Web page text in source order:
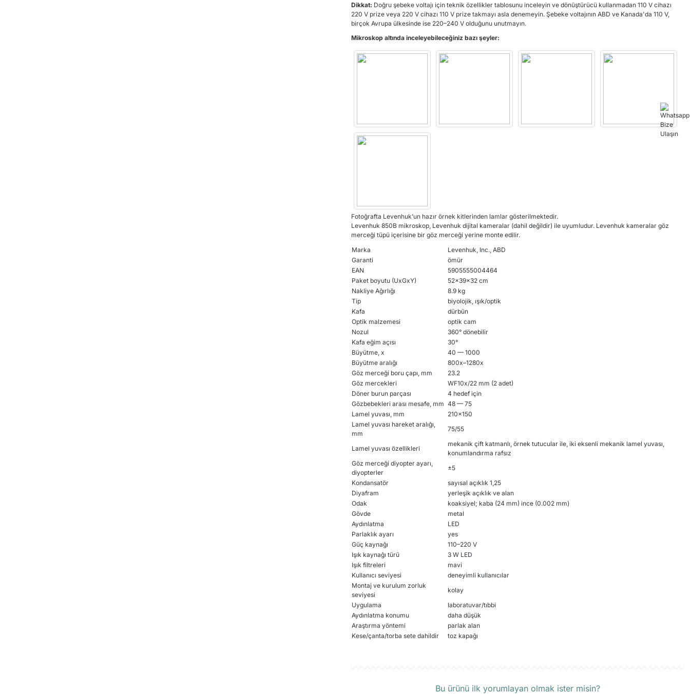
Dikkat: Doğru şebeke voltajı için teknik özellikler tablosunu inceleyin ve dönüştürücü kullanmadan 110 V cihazı
220 V prize veya 220 V cihazı 110 V prize takmayı asla denemeyin. Şebeke voltajının ABD ve Kanada'da 110 V,
birçok Avrupa ülkesinde ise 220–240 V olduğunu unutmayın.
Mikroskop altında inceleyebileceğiniz bazı şeyler:
Fotoğrafta Levenhuk’un hazır örnek kitlerinden lamlar gösterilmektedir.
Levenhuk 850B mikroskop, Levenhuk dijital kameralar (dahil değildir) ile uyumludur. Levenhuk kameralar göz
merceği tüpü içerisine bir göz merceği yerine monte edilir.
Marka
Levenhuk, Inc., ABD
Garanti
ömür
EAN
5905555004464
Paket boyutu (UxGxY)
52x39x32 cm
Nakliye Ağırlığı
8.9 kg
Tip
biyolojik, ışık/optik
Kafa
dürbün
Optik malzemesi
optik cam
Nozul
360° dönebilir
Kafa eğim açısı
30°
Büyütme, x
40 — 1000
Büyütme aralığı
800x–1280x
Göz merceği boru çapı, mm
23.2
Göz mercekleri
WF10x/22 mm (2 adet)
Döner burun parçası
4 hedef için
Gözbebekleri arası mesafe, mm 48 — 75
Lamel yuvası, mm
210x150
Lamel yuvası hareket aralığı,
mm
75/55
Lamel yuvası özellikleri
mekanik çift katmanlı, örnek tutucular ile, iki eksenli mekanik lamel yuvası,
konumlandırma rafsız
Göz merceği diyopter ayarı,
diyopterler
±5
Kondansatör
sayısal açıklık 1,25
Diyafram
yerleşik açıklık ve alan
Odak
koaksiyel; kaba (24 mm) ince (0.002 mm)
Gövde
metal
Aydınlatma
LED
Parlaklık ayarı
yes
Güç kaynağı
110–220 V
Işık kaynağı türü
3 W LED
Işık filtreleri
mavi
Kullanıcı seviyesi
deneyimli kullanıcılar
Montaj ve kurulum zorluk
seviyesi
kolay
Uygulama
laboratuvar/tıbbi
Aydınlatma konumu
daha düşük
Araştırma yöntemi
parlak alan
Kese/çanta/torba sete dahildir
toz kapağı
Bu ürünü ilk yorumlayan olmak ister misin?